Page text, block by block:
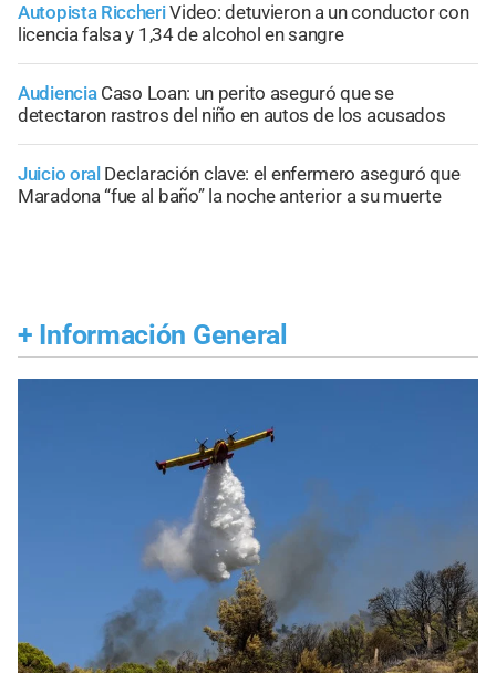
Autopista RiccheriVideo: detuvieron a un conductor con
licencia falsa y 1,34 de alcohol en sangre
Audiencia Caso Loan: un perito aseguró que se
detectaron rastros del niño en autos de los acusados
Juicio oral Declaración clave: el enfermero aseguró que
Maradona “fue al baño” la noche anterior a su muerte
+ Información General